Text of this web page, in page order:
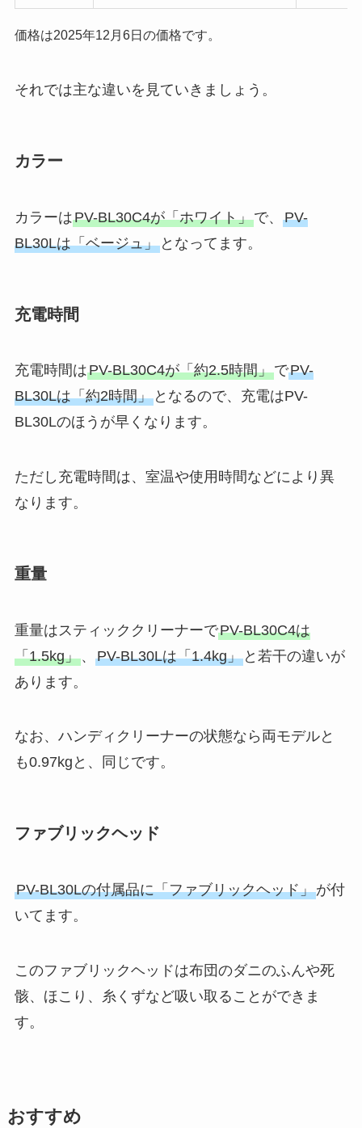
価格は2025年12月6日の価格です。
それでは主な違いを見ていきましょう。
カラー
カラーはPV-BL30C4が「ホワイト」で、 PV-
BL30Lは「ベージュ」となってます。
充電時間
充電時間はPV-BL30C4が「約2.5時間」でPV-
BL30Lは「約2時間」となるので、充電はPV-
BL30Lのほうが早くなります。
ただし充電時間は、室温や使用時間などにより異
なります。
重量
重量はスティッククリーナーでPV-BL30C4は
「1.5kg」、 PV-BL30Lは「1.4kg」と若干の違いが
あります。
なお、ハンディクリーナーの状態なら両モデルと
も0.97kgと、同じです。
ファブリックヘッド
PV-BL30Lの付属品に「ファブリックヘッド」が付
いてます。
このファブリックヘッドは布団のダニのふんや死
骸、ほこり、糸くずなど吸い取ることができま
す。
おすすめ